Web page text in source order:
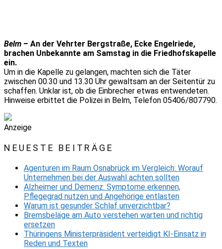
Belm – An der Vehrter Bergstraße, Ecke Engelriede,
brachen Unbekannte am Samstag in die Friedhofskapelle
ein.
Um in die Kapelle zu gelangen, machten sich die Täter
zwischen 00.30 und 13.30 Uhr gewaltsam an der Seitentür zu
schaffen. Unklar ist, ob die Einbrecher etwas entwendeten.
Hinweise erbittet die Polizei in Belm, Telefon 05406/807790.
Anzeige
NEUESTE BEITRÄGE
Agenturen im Raum Osnabrück im Vergleich: Worauf
Unternehmen bei der Auswahl achten sollten
Alzheimer und Demenz: Symptome erkennen,
Pflegegrad nutzen und Angehörige entlasten
Warum ist gesunder Schlaf unverzichtbar?
Bremsbeläge am Auto verstehen warten und richtig
ersetzen
Thüringens Ministerpräsident verteidigt KI-Einsatz in
Reden und Texten